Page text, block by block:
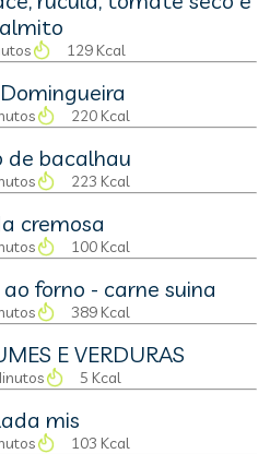
129 Kcal
220 Kcal
de bacalhau
223 Kcal
cremosa
100 Kcal
forno - carne suina
389 Kcal
E VERDURAS
5 Kcal
mis
103 Kcal